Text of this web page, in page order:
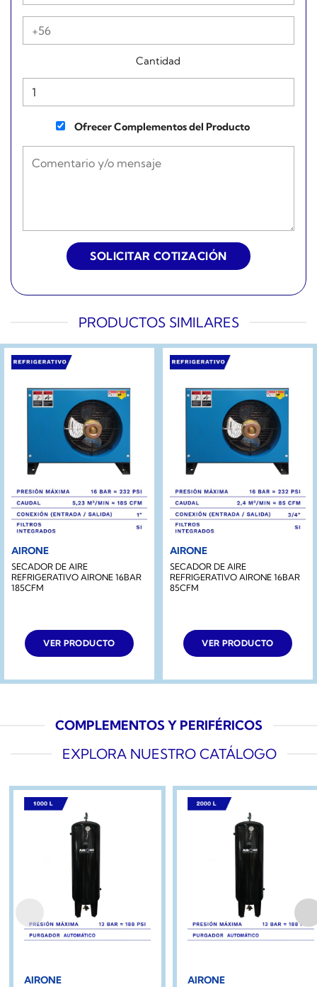
Cantidad
Ofrecer Complementos del Producto
PRODUCTOS SIMILARES
AIRONE
SECADOR DE AIRE
REFRIGERATIVO AIRONE 16BAR
185CFM
VER PRODUCTO
AIRONE
SECADOR DE AIRE
REFRIGERATIVO AIRONE 16BAR
85CFM
VER PRODUCTO
COMPLEMENTOS Y PERIFÉRICOS
EXPLORA NUESTRO CATÁLOGO
AIRONE AIRONE